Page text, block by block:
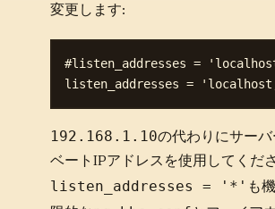
変更します:
#listen_addresses =
192.168.1.10の代わりにサー
ベートIPアドレスを使用してくださ
listen_addresses = '*' も